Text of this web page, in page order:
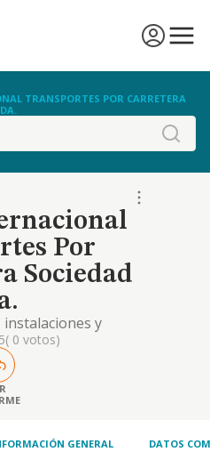
TRANSPORTES POR CARRETERA
Por
Sociedad
instalaciones y
comercio al por mayor y al
comercial.
3. actividades
manufactureras y
hostelería y restauración.
( 0 votos)
GENERAL DATOS